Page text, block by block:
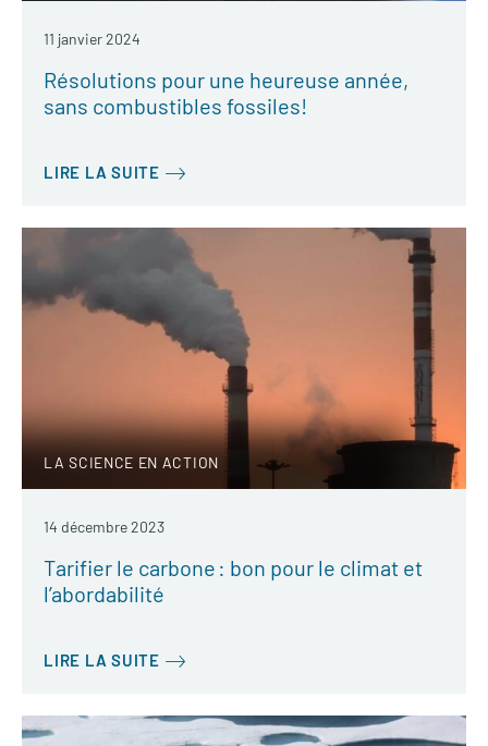
11 janvier 2024
Résolutions pour une heureuse année,
sans combustibles fossiles!
LIRE LA SUITE
LA SCIENCE EN ACTION
14 décembre 2023
Tarifier le carbone : bon pour le climat et
l’abordabilité
LIRE LA SUITE